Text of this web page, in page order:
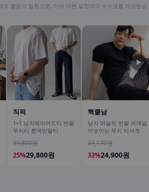
트 활동의 일환으로, 이에 따른 일정액의 수수료를 제공받습
직픽
1+1 남자레이어드티 반팔
무지티 흰색반팔티
39,800원
25%29,800원
핵쿨남
남자 머슬핏 반팔 어깨넓
어보이는 무지 티셔츠
37,170원
33%24,900원
▶